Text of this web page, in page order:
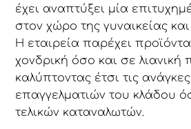
έχει αναπτύξει μία
στον χώρο της γυναικείας
Η εταιρεία παρέχει
χονδρική όσο και σε λιανική
καλύπτοντας έτσι τις
επαγγελματιών του κλάδου
τελικών καταναλωτών.